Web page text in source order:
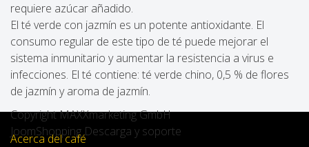
requiere azúcar añadido.
El té verde con jazmín es un potente antioxidante. El
consumo regular de este tipo de té puede mejorar el
sistema inmunitario y aumentar la resistencia a virus e
infecciones. El té contiene: té verde chino, 0,5 % de flores
de jazmín y aroma de jazmín.
Copyright MAXXmarketing GmbH
JoomShopping Descarga y soporte
Acerca del café